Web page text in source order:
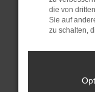
führen,
unterstützt
Wende
Wenn du
hast,
versuchen,
die von
Sie auf
zu schalten,